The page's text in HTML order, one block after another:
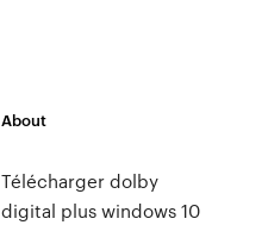
About
Télécharger dolby
digital plus windows 10